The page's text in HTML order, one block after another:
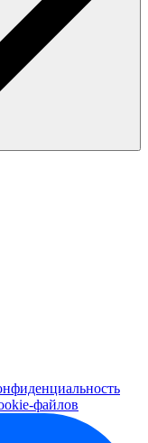
файлов